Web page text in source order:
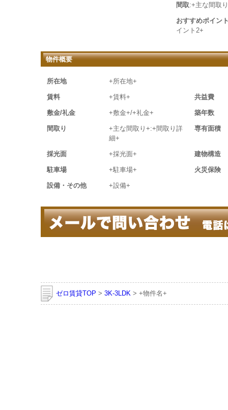
間取:+主な間取
おすすめポイン
イント2+
物件概要
所在地 +所在地+
賃料 +賃料+ 共益費
敷金/礼金 +敷金+/+礼金+ 築年数
間取り
+主な間取り+:+間取り詳
細+
専有面積
採光面 +採光面+ 建物構造
駐車場 +駐車場+ 火災保険
設備・その他 +設備+
ゼロ賃貸TOP > 3K-3LDK > +物件名+